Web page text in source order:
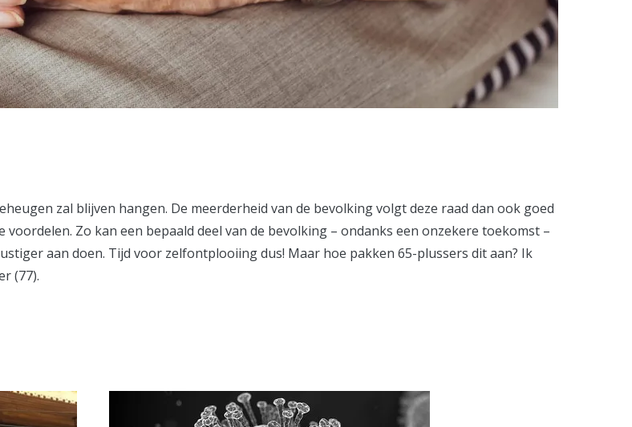
zal blijven hangen. De meerderheid van de bevolking volgt deze raad dan ook goed
Zo kan een bepaald deel van de bevolking – ondanks een onzekere toekomst –
aan doen. Tijd voor zelfontplooiing dus! Maar hoe pakken 65-plussers dit aan? Ik
(77).